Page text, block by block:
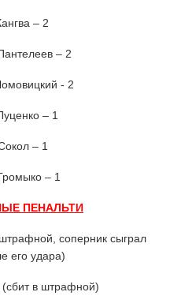
– 2
– 2
- 2
– 1
– 1
– 1
ПЕНАЛЬТИ
соперник сыграл
его удара)
(сбит в штрафной)